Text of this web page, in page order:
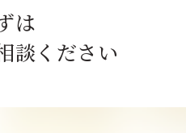
は
談ください